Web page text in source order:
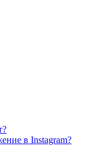
в Instagram?